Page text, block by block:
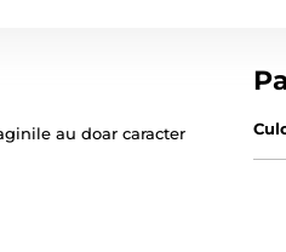
au doar caracter